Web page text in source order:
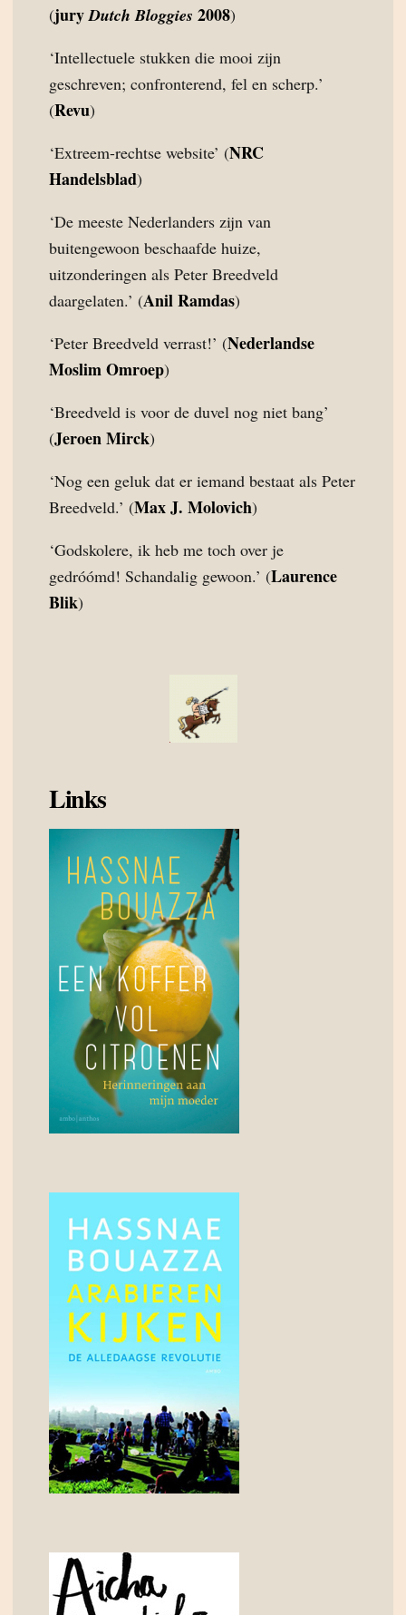
(juryDutch Bloggies 2008)
‘Intellectuele stukken die mooi zijn
geschreven; confronterend, fel en scherp.’
(Revu)
‘Extreem-rechtse website’ (NRC
Handelsblad)
‘De meeste Nederlanders zijn van
buitengewoon beschaafde huize,
uitzonderingen als Peter Breedveld
daargelaten.’ (Anil Ramdas)
‘Peter Breedveld verrast!’ (Nederlandse
Moslim Omroep)
‘Breedveld is voor de duvel nog niet bang’
(Jeroen Mirck)
‘Nog een geluk dat er iemand bestaat als Peter
Breedveld.’ (Max J. Molovich)
‘Godskolere, ik heb me toch over je
gedróómd! Schandalig gewoon.’ (Laurence
Blik)
Links